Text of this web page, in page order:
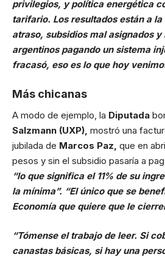
privilegios, y política energética
tarifario. Los resultados están a
atraso, subsidios mal asignados y
argentinos pagando un sistema
fracasó, eso es lo que hoy
Más chicanas
A modo de ejemplo, la Diputada
Salzmann (UXP), mostró una
jubilada de Marcos Paz, que en
pesos y sin el subsidio pasaría a
“lo que significa el 11% de su
la mínima”. “El único que se
Economía que quiere que le
“Tómense el trabajo de leer. Si
canastas básicas, si hay una